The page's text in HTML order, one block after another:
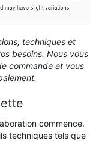
techniques et
besoins. Nous vous
commande et vous
commence.
techniques tels que